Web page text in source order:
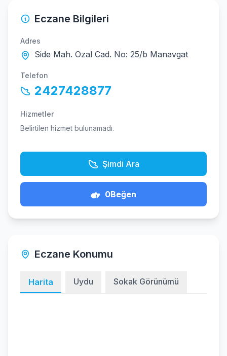
Eczane Bilgileri
Adres
Side Mah. Ozal Cad. No: 25/b Manavgat
Telefon
2427428877
Hizmetler
Belirtilen hizmet bulunamadı.
Şimdi Ara
0Beğen
Eczane Konumu
Harita Uydu Sokak Görünümü